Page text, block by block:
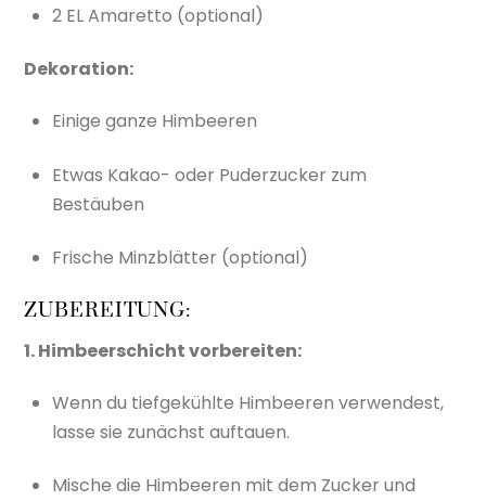
2 EL Amaretto (optional)
Dekoration:
Einige ganze Himbeeren
Etwas Kakao- oder Puderzucker zum
Bestäuben
Frische Minzblätter (optional)
ZUBEREITUNG:
1. Himbeerschicht vorbereiten:
Wenn du tiefgekühlte Himbeeren verwendest,
lasse sie zunächst auftauen.
Mische die Himbeeren mit dem Zucker und